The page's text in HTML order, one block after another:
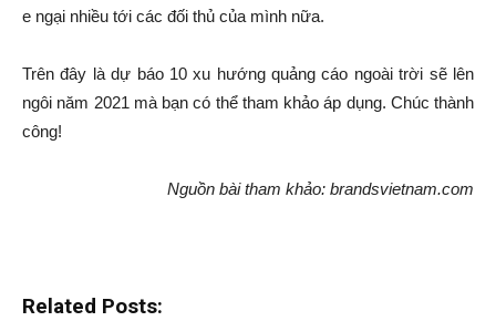
e ngại nhiều tới các đối thủ của mình nữa.
Trên đây là dự báo 10 xu hướng quảng cáo ngoài trời sẽ lên
ngôi năm 2021 mà bạn có thể tham khảo áp dụng. Chúc thành
công!
Nguồn bài tham khảo: brandsvietnam.com
Related Posts: